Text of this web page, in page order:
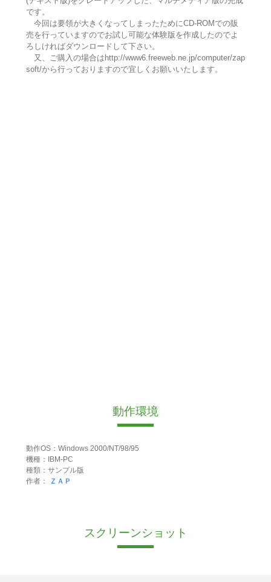
です。
今回は要領が大きくなってしまったためにCD-ROMでの販
売を行っていますのでお試し可能な体験版を作成したのでよ
ろしければダウンロードして下さい。
又、ご購入の場合はhttp://www6.freeweb.ne.jp/computer/zap
soft/から行っておりますので宜しくお願いいたします。
動作環境
動作OS：Windows 2000/NT/98/95
機種：IBM-PC
種類：サンプル版
作者：
ＺＡＰ
スクリーンショット